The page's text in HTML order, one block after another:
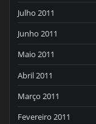
Julho 2011
Junho 2011
Maio 2011
Abril 2011
Março 2011
Fevereiro 2011